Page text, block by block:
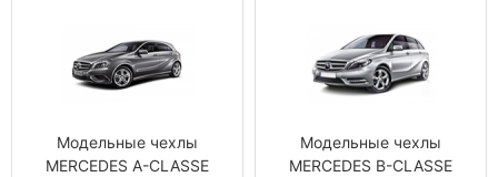
Модельные чехлы
MERCEDES A-CLASSE
Модельные чехлы
MERCEDES B-CLASSE